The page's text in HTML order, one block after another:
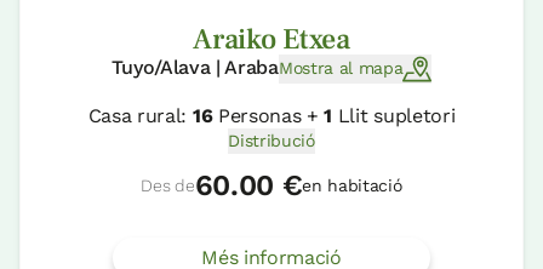
Araiko Etxea
Tuyo/Alava | ArabaMostra al mapa
Casa rural: 16Personas +1 Llit supletori
Distribució
Des de60.00 €en habitació
Més informació